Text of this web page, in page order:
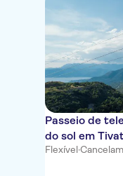
Passeio de
do sol em
Flexível·